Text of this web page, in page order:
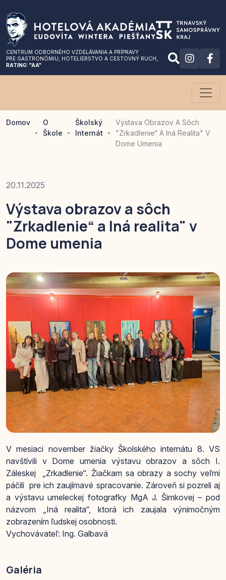
CENTRUM ODBORNÉHO VZDELÁVANIA A PRÍPRAVY
PRE GASTRONÓMIU , HOTELIERSTVO A CESTOVNÝ RUCH,
RATING: "AA"
Domov
O
Škole
Školský
Internát
Výstava Obrazov A Sôch
"Zrkadlenie“ A Iná Realita" V
Dome Umenia
20.11.2025
Výstava obrazov a sôch
"Zrkadlenie“ a Iná realita" v
Dome umenia
V mesiaci november žiačky Školského internátu 8. VS
navštívili v Dome umenia výstavu obrazov a sôch I.
Záleskej „Zrkadlenie“. Žiačkam sa obrazy a sochy veľmi
páčili pre ich zaujímavé spracovanie. Zároveň si pozreli aj
a výstavu umeleckej fotografky MgA J. Šimkovej – pod
názvom „Iná realita“, ktorá ich zaujala výnimočným
zobrazením ľudskej osobnosti.
Vychovávateľ: Ing. Galbavá
Galéria